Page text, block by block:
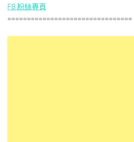
FB 粉絲專頁
================================